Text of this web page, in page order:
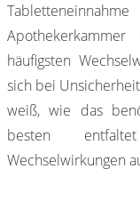
häufigsten
sich bei
weiß, wie das
besten
Wechselwirkungen